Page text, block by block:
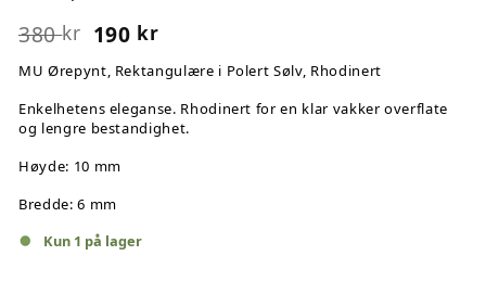
380kr 190 kr
MU Ørepynt, Rektangulære i Polert Sølv, Rhodinert
Enkelhetens eleganse. Rhodinert for en klar vakker overflate
og lengre bestandighet.
Høyde: 10 mm
Bredde: 6 mm
Kun 1 på lager